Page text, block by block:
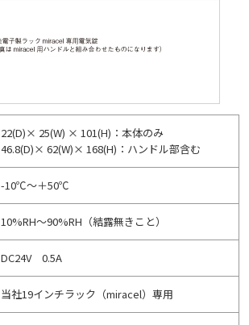
22(D)× 25(W) × 101(H)：本体のみ
46.8(D)× 62(W)× 168(H)：ハンドル部含む
-10℃～＋50℃
10%RH～90%RH（結露無きこと）
DC24V 0.5A
当社19インチラック（miracel）専用